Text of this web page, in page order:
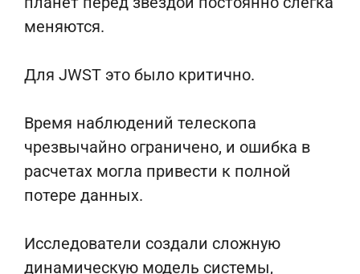
меняются.
Для JWST это было критично.
Время наблюдений телескопа
чрезвычайно ограничено, и ошибка в
расчетах могла привести к полной
потере данных.
Исследователи создали сложную
динамическую модель системы,